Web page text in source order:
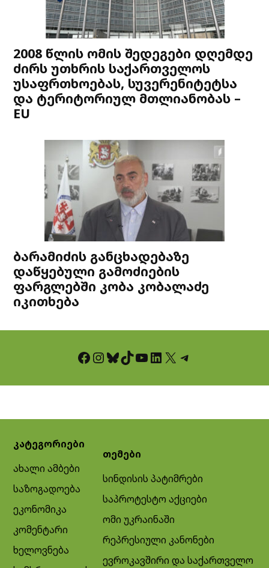
2008 წლის ომის შედეგები დღემდე
ძირს უთხრის საქართველოს
უსაფრთხოებას, სუვერენიტეტსა
და ტერიტორიულ მთლიანობას –
EU
ბარამიძის განცხადებაზე
დაწყებული გამოძიების
ფარგლებში კობა კობალაძე
იკითხება
Facebook InstagramBluesky TikTok YouTube LinkedIn X Telegram
კატეგორიები
ახალი ამბები
საზოგადოება
ეკონომიკა
კომენტარი
ხელოვნება
თემები
სინდისის პატიმრები
საპროტესტო აქციები
ომი უკრაინაში
რეპრესიული კანონები
ევროკავშირი და საქართველო